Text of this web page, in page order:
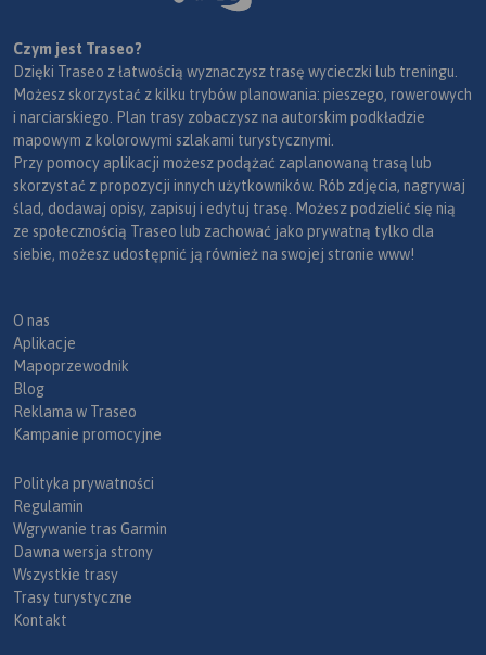
Czym jest Traseo?
Dzięki Traseo z łatwością wyznaczysz trasę wycieczki lub treningu.
Możesz skorzystać z kilku trybów planowania: pieszego, rowerowych
i narciarskiego. Plan trasy zobaczysz na autorskim podkładzie
mapowym z kolorowymi szlakami turystycznymi.
Przy pomocy aplikacji możesz podążać zaplanowaną trasą lub
skorzystać z propozycji innych użytkowników. Rób zdjęcia, nagrywaj
ślad, dodawaj opisy, zapisuj i edytuj trasę. Możesz podzielić się nią
ze społecznością Traseo lub zachować jako prywatną tylko dla
siebie, możesz udostępnić ją również na swojej stronie www!
O nas
Aplikacje
Mapoprzewodnik
Blog
Reklama w Traseo
Kampanie promocyjne
Polityka prywatności
Regulamin
Wgrywanie tras Garmin
Dawna wersja strony
Wszystkie trasy
Trasy turystyczne
Kontakt